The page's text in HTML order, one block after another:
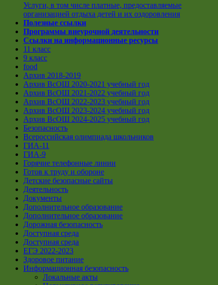
Услуги, в том числе платные, предоставляемые
организацией отдыха детей и их оздоровления
Полезные ссылки
Программы внеурочной деятельности
Ссылки на информационные ресурсы
11 класс
9 класс
food
Архив 2018-2019
Архив ВсОШ 2020-2021 учебный год
Архив ВсОШ 2021-2022 учебный год
Архив ВсОШ 2022-2023 учебный год
Архив ВсОШ 2023-2024 учебный год
Архив ВсОШ 2024-2025 учебный год
Безопасность
Всероссийская олимпиада школьников
ГИА-11
ГИА-9
Горячие телефонные линии
Готов к труду и обороне
Детские безопасные сайты
Деятельность
Документы
Дополнительное образование
Дополнительное образование
Дорожная безопасность
Доступная среда
Доступная среда
ЕГЭ 2022-2023
Здоровое питание
Информационная безопасность
Локальные акты